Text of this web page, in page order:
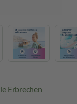
Erbrechen